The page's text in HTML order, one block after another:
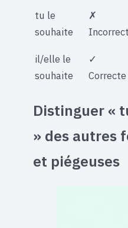
tu le
souhaite
✗
il/elle le
souhaite
✓
Correcte
Distinguer «
» des autres
et piégeuses